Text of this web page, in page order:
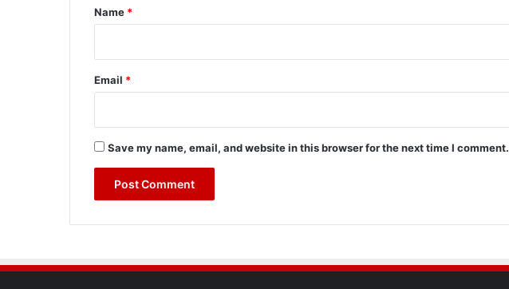
*
Name *
Email *
Save my name, email, and website in this browser for the next time I comment.